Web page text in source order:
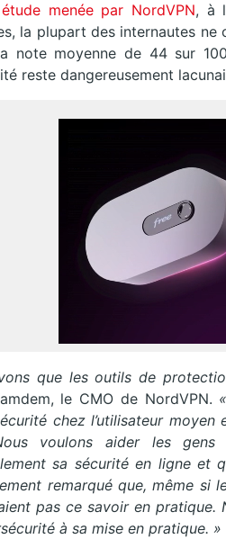
menée par NordVPN, à
la plupart des internautes
note moyenne de 44 sur
reste dangereusement
que les outils de
le CMO de NordVPN.
chez l’utilisateur
voulons aider les gens
sa sécurité en ligne et
remarqué que, même si
pas ce savoir en
à sa mise en pratique. »